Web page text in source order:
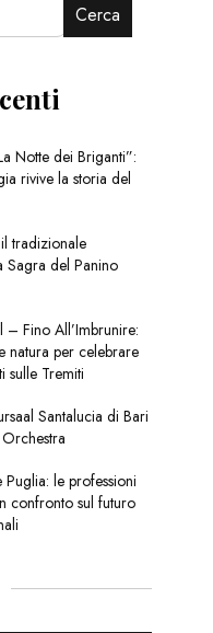
Cerca
Notte dei Briganti”:
rivive la storia del
tradizionale
Sagra del Panino
– Fino All’Imbrunire:
natura per celebrare
sulle Tremiti
Santalucia di Bari
le professioni
confronto sul futuro